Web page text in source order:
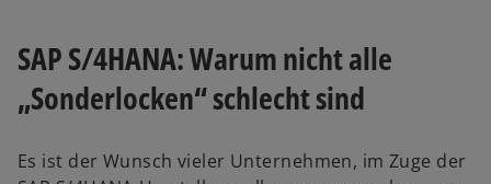
SAP S/4HANA: Warum nicht alle
„Sonderlocken“ schlecht sind
Es ist der Wunsch vieler Unternehmen, im Zuge der